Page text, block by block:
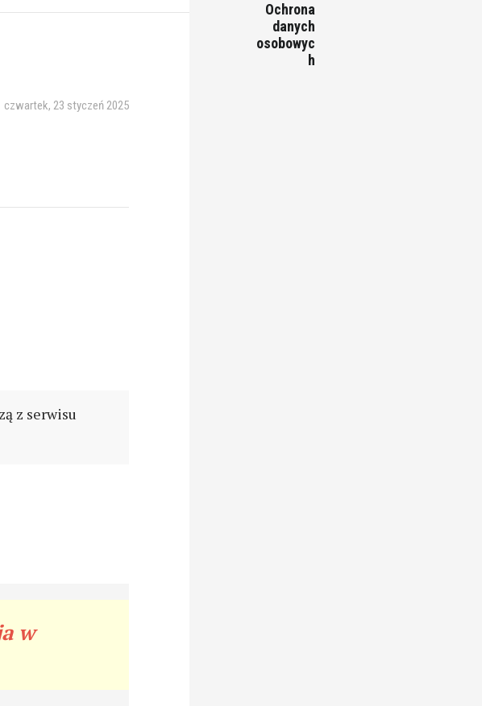
czwartek, 23 styczeń 2025
z serwisu
w
Ochrona
danych
osobowyc
h